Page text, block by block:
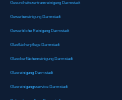
Gesundheitszentrumreinigung Darmstadt
Gewerbereinigung Darmstadt
Gewerbliche Reinigung Darmstadt
Glasflächenpflege Darmstadt
Glasoberflächenreinigung Darmstadt
Glasreinigung Darmstadt
Glasreinigungsservice Darmstadt